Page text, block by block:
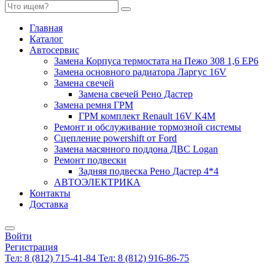
Главная
Каталог
Автосервис
Замена Корпуса термостата на Пежо 308 1,6 EP6
Замена основного радиатора Ларгус 16V
Замена свечей
Замена свечей Рено Дастер
Замена ремня ГРМ
ГРМ комплект Renault 16V K4M
Ремонт и обслуживание тормозной системы
Сцепление powershift от Ford
Замена масянного поддона ДВС Logan
Ремонт подвески
Задняя подвеска Рено Дастер 4*4
АВТОЭЛЕКТРИКА
Контакты
Доставка
Войти
Регистрация
Тел: 8 (812) 715-41-84 Тел: 8 (812) 916-86-75